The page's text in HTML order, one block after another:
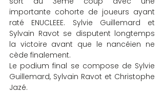
importante cohorte de joueurs ayant
raté ENUCLEEE. Sylvie Guillemard et
Sylvain Ravot se disputent longtemps
la victoire avant que le nancéien ne
cède finalement.
Le podium final se compose de Sylvie
Guillemard, Sylvain Ravot et Christophe
Jazé.